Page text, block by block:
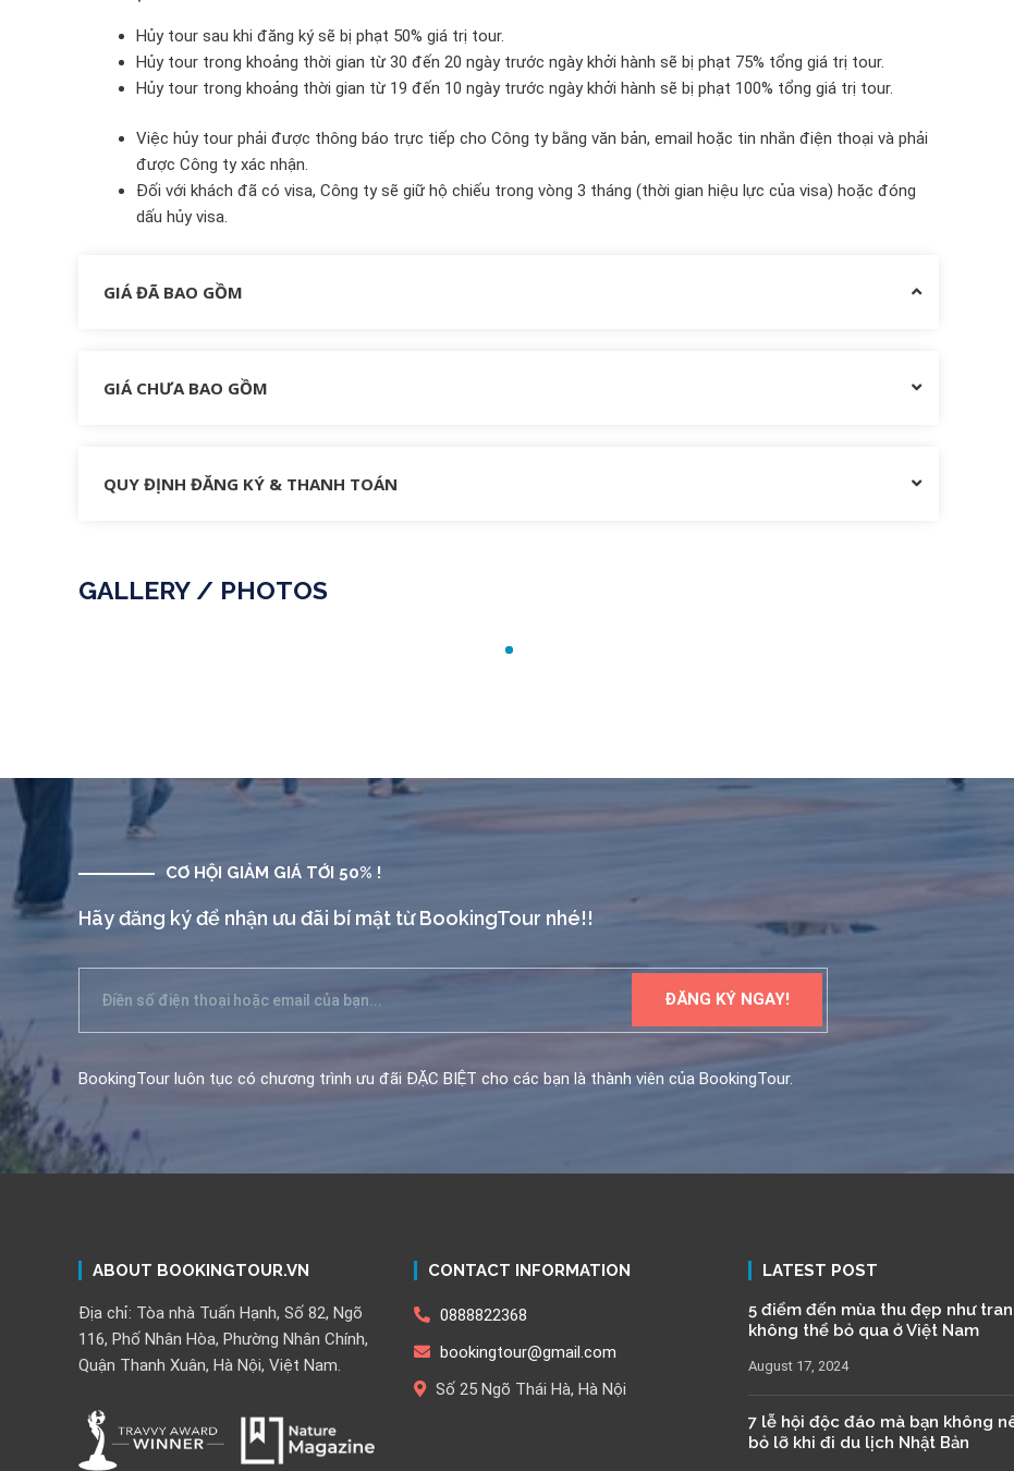
Hủy tour sau khi đăng ký sẽ bị phạt 50% giá trị tour.
Hủy tour trong khoảng thời gian từ 30 đến 20 ngày trước ngày khởi hành sẽ bị phạt 75% tổng giá trị tour.
Hủy tour trong khoảng thời gian từ 19 đến 10 ngày trước ngày khởi hành sẽ bị phạt 100% tổng giá trị tour.
Việc hủy tour phải được thông báo trực tiếp cho Công ty bằng văn bản, email hoặc tin nhắn điện thoại và phải
được Công ty xác nhận.
Đối với khách đã có visa, Công ty sẽ giữ hộ chiếu trong vòng 3 tháng (thời gian hiệu lực của visa) hoặc đóng
dấu hủy visa.
GIÁ ĐÃ BAO GỒM
GIÁ CHƯA BAO GỒM
QUY ĐỊNH ĐĂNG KÝ & THANH TOÁN
GALLERY / PHOTOS
CƠ HỘI GIẢM GIÁ TỚI 50% !
Hãy đăng ký để nhận ưu đãi bí mật từ BookingTour nhé!!
BookingTour luôn tục có chương trình ưu đãi ĐẶC BIỆT cho các bạn là thành viên của BookingTour.
ABOUT BOOKINGTOUR.VN
Địa chỉ: Tòa nhà Tuấn Hạnh, Số 82, Ngõ
116, Phố Nhân Hòa, Phường Nhân Chính,
Quận Thanh Xuân, Hà Nội, Việt Nam.
CONTACT INFORMATION
0888822368
bookingtour@gmail.com
Số 25 Ngõ Thái Hà, Hà Nội
LATEST POST
5 điểm đến mùa thu đẹp như
không thể bỏ qua ở Việt Nam
August 17, 2024
7 lễ hội độc đáo mà bạn không
bỏ lỡ khi đi du lịch Nhật Bản